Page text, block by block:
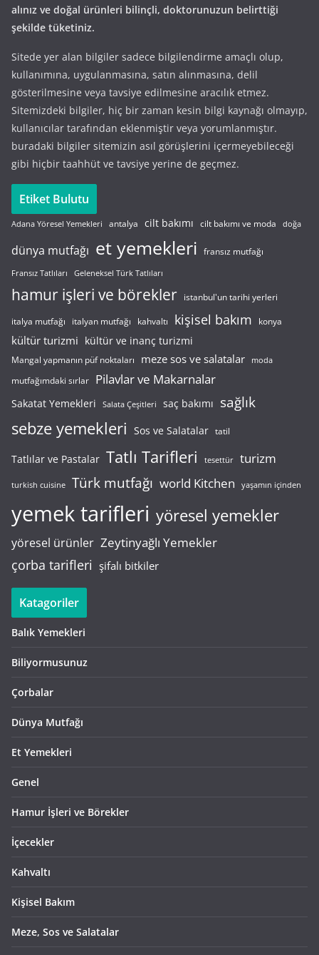
alınız ve doğal ürünleri bilinçli, doktorunuzun belirttiği
şekilde tüketiniz.
Sitede yer alan bilgiler sadece bilgilendirme amaçlı olup,
kullanımına, uygulanmasına, satın alınmasına, delil
gösterilmesine veya tavsiye edilmesine aracılık etmez.
Sitemizdeki bilgiler, hiç bir zaman kesin bilgi kaynağı olmayıp,
kullanıcılar tarafından eklenmiştir veya yorumlanmıştır.
buradaki bilgiler sitemizin asıl görüşlerini içermeyebileceği
gibi hiçbir taahhüt ve tavsiye yerine de geçmez.
Etiket Bulutu
Adana Yöresel Yemekleri antalya cilt bakımı cilt bakımı ve moda doğa
dünya mutfağı et yemekleri fransız mutfağı
Fransız Tatlıları Geleneksel Türk Tatlıları
hamur işleri ve börekler istanbul'un tarihi yerleri
italya mutfağı italyan mutfağı kahvaltı kişisel bakım konya
kültür turizmi kültür ve inanç turizmi
Mangal yapmanın püf noktaları meze sos ve salatalar moda
mutfağımdaki sırlar Pilavlar ve Makarnalar
Sakatat Yemekleri Salata Çeşitleri saç bakımı sağlık
sebze yemekleri Sos ve Salatalar tatil
Tatlılar ve Pastalar Tatlı Tarifleri tesettür turizm
turkish cuisine Türk mutfağı world Kitchen yaşamın içinden
yemek tarifleri yöresel yemekler
yöresel ürünler Zeytinyağlı Yemekler
çorba tarifleri şifalı bitkiler
Katagoriler
Balık Yemekleri
Biliyormusunuz
Çorbalar
Dünya Mutfağı
Et Yemekleri
Genel
Hamur İşleri ve Börekler
İçecekler
Kahvaltı
Kişisel Bakım
Meze, Sos ve Salatalar